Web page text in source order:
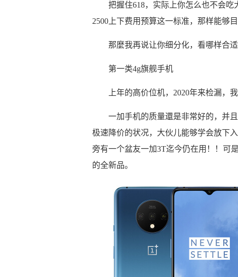
把握住618，实际上你怎么也不会
2500上下费用预算这一标准，那样能够
那麼我再说让你细分化，看哪样合适
第一类4g旗舰手机
上年的高价位机，2020年来检漏，
一加手机的质量還是非常好的，并
极速降价的状况，大伙儿能够学会放下
旁有一个盆友一加3T迄今仍在用！！可
的全新品。